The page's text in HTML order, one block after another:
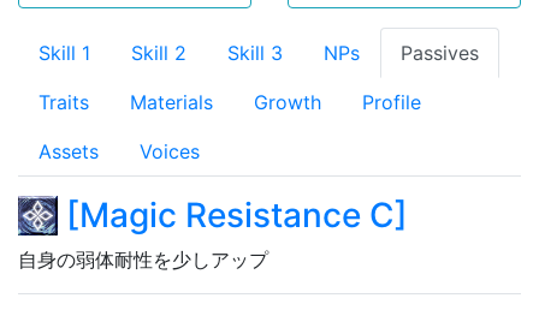
Skill 1 Skill 2 Skill 3 NPs Passives
Traits Materials Growth Profile
Assets Voices
[Magic Resistance C]
自身の弱体耐性を少しアップ